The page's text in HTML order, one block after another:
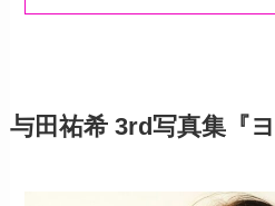
与田祐希 3rd写真集『